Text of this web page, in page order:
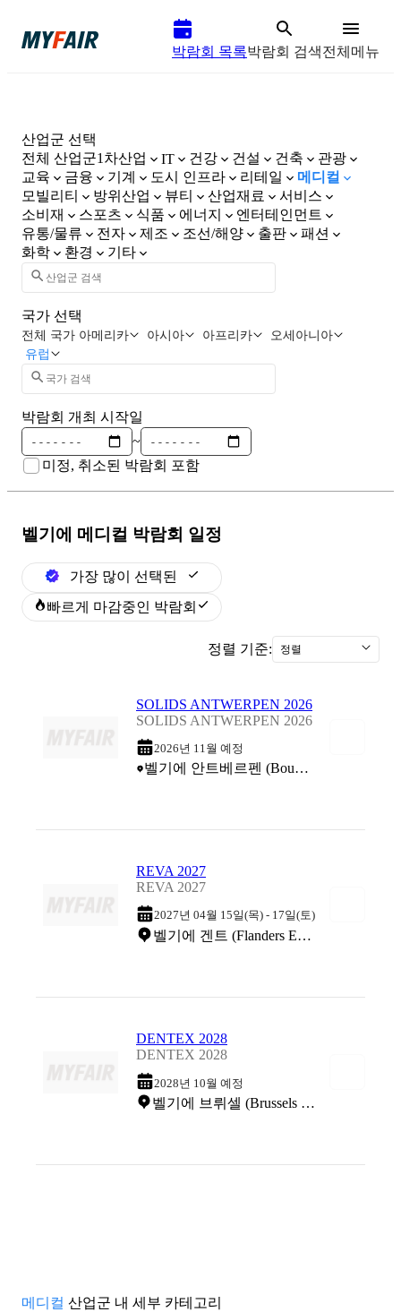
박람회 목록박람회 검색전체메뉴
산업군 선택
전체 산업군1차산업 IT 건강 건설 건축
관광
교육
금융 기계 도시 인프라 리테일
메디컬
모빌리티
방위산업 뷰티 산업재료
서비스
소비재
스포츠 식품 에너지
엔터테인먼트
유통/물류
전자 제조 조선/해양 출판
패션
화학
환경 기타
국가 선택
전체 국가 아메리카 아시아 아프리카
오세아니아
유럽
박람회 개최 시작일
~
미정, 취소된 박람회 포함
벨기에 메디컬 박람회 일정
가장 많이 선택된
빠르게 마감중인 박람회
정렬 기준: 정렬
SOLIDS ANTWERPEN 2026
SOLIDS ANTWERPEN 2026
2026년 11월 예정
벨기에 안트베르펜 (Bouwcentrum Antwerpen - Antwerp Expo)
REVA 2027
REVA 2027
2027년 04월 15일(목) - 17일(토)
벨기에 겐트 (Flanders Expo)
DENTEX 2028
DENTEX 2028
2028년 10월 예정
벨기에 브뤼셀 (Brussels Expo)
메디컬 산업군 내 세부 카테고리